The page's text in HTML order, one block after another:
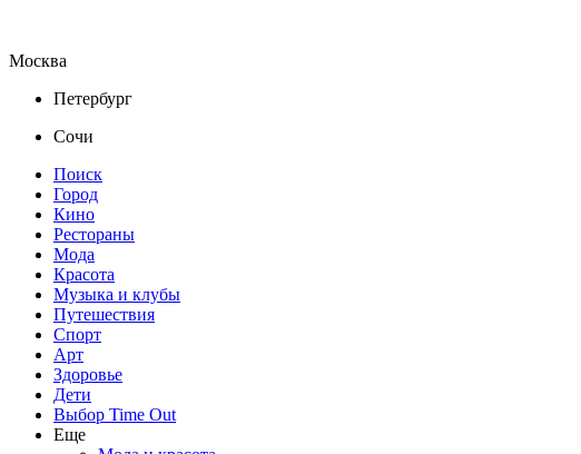
Москва
Петербург
Сочи
Поиск
Город
Кино
Рестораны
Мода
Красота
Музыка и клубы
Путешествия
Спорт
Арт
Здоровье
Дети
Выбор Time Out
Еще